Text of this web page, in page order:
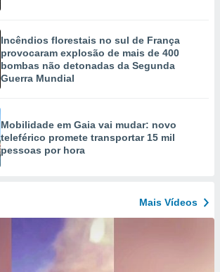
Incêndios florestais no sul de França
provocaram explosão de mais de 400
bombas não detonadas da Segunda
Guerra Mundial
Mobilidade em Gaia vai mudar: novo
teleférico promete transportar 15 mil
pessoas por hora
Mais Vídeos